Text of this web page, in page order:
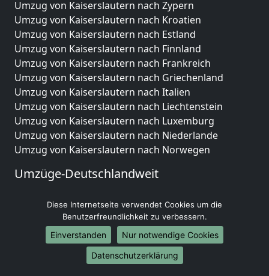
Umzug von Kaiserslautern nach Zypern
Umzug von Kaiserslautern nach Kroatien
Umzug von Kaiserslautern nach Estland
Umzug von Kaiserslautern nach Finnland
Umzug von Kaiserslautern nach Frankreich
Umzug von Kaiserslautern nach Griechenland
Umzug von Kaiserslautern nach Italien
Umzug von Kaiserslautern nach Liechtenstein
Umzug von Kaiserslautern nach Luxemburg
Umzug von Kaiserslautern nach Niederlande
Umzug von Kaiserslautern nach Norwegen
Umzüge-Deutschlandweit
Umzug von Kaiserslautern nach Hamburg
Umzug von Kaiserslautern nach München
Umzug von Kaiserslautern nach Köln
Umzug von Kaiserslautern nach Frankfurt am Main
Umzug von Kaiserslautern nach Stuttgart
Diese Internetseite verwendet Cookies um die
Benutzerfreundlichkeit zu verbessern.
Einverstanden
Nur notwendige Cookies
Datenschutzerklärung